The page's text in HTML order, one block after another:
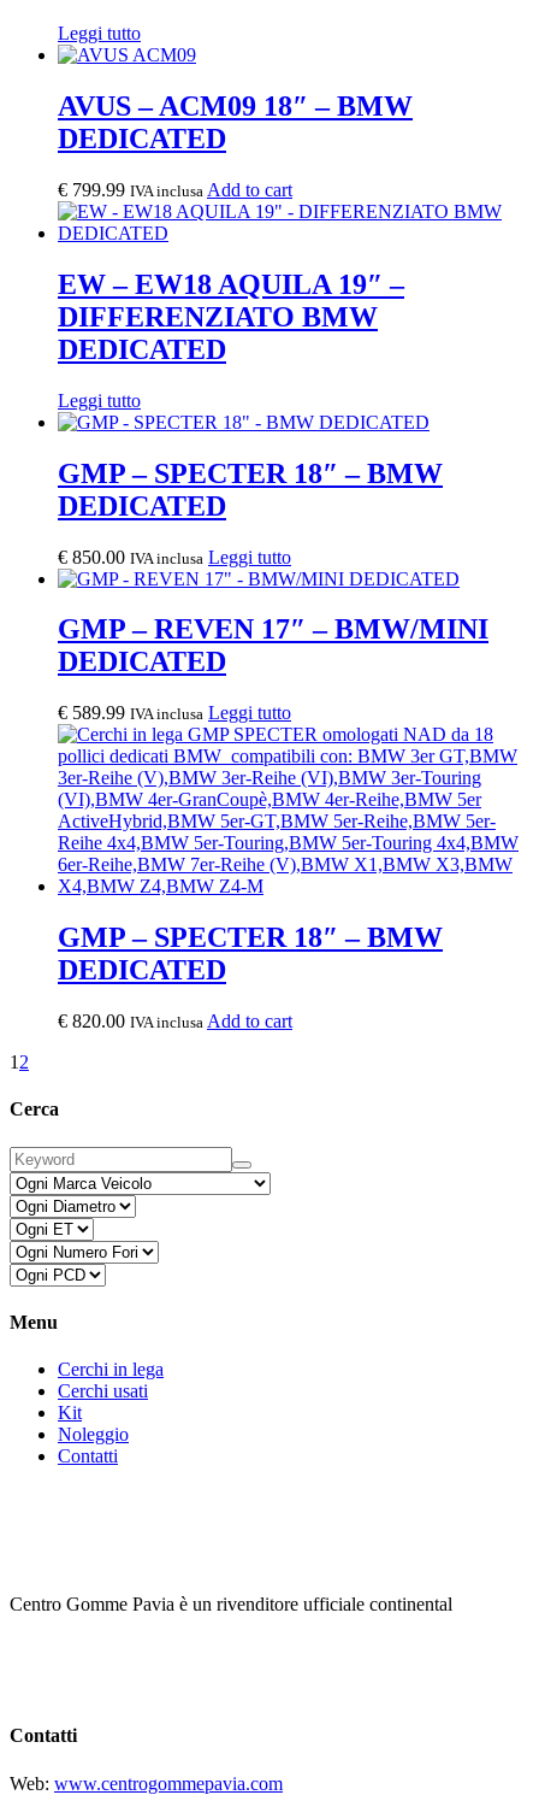
Leggi tutto
AVUS – ACM09 18″ – BMW
DEDICATED
€ 799.99 IVA inclusa Add to cart
EW – EW18 AQUILA 19″ –
DIFFERENZIATO BMW
DEDICATED
Leggi tutto
GMP – SPECTER 18″ – BMW
DEDICATED
€ 850.00 IVA inclusa Leggi tutto
GMP – REVEN 17″ – BMW/MINI
DEDICATED
€ 589.99 IVA inclusa Leggi tutto
GMP – SPECTER 18″ – BMW
DEDICATED
€ 820.00 IVA inclusa Add to cart
1 2
Cerca
Menu
Cerchi in lega
Cerchi usati
Kit
Noleggio
Contatti
Centro Gomme Pavia è un rivenditore ufficiale continental
Contatti
Web: www.centrogommepavia.com